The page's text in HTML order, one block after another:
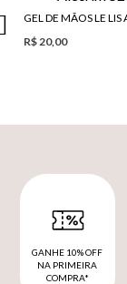
R$ 20,00
GANHE 10% OFF
NA PRIMEIRA
COMPRA*